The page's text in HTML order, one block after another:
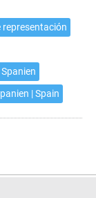
representación
| Spain